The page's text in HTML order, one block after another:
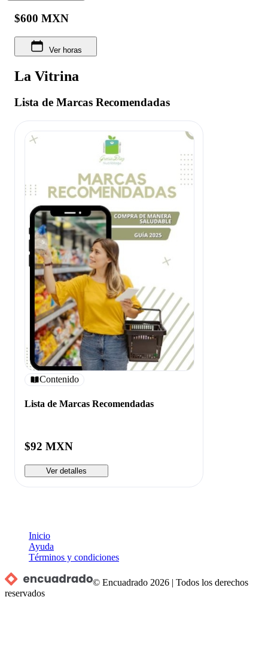
$600 MXN
Ver horas
La Vitrina
Lista de Marcas Recomendadas
Contenido
Lista de Marcas Recomendadas
$92 MXN
Ver detalles
Inicio
Ayuda
Términos y condiciones
© Encuadrado 2026 |Todos los derechos
reservados